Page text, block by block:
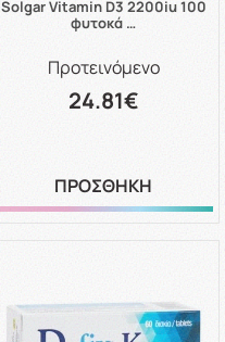
Solgar Vitamin D3 2200iu 100
φυτοκά …
Προτεινόμενο
24.81€
ΠΡΟΣΘΗΚΗ